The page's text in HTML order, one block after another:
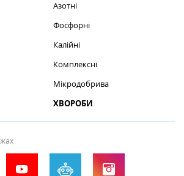
Азотні
Фосфорні
Калійні
Комплексні
Мікродобрива
ХВОРОБИ